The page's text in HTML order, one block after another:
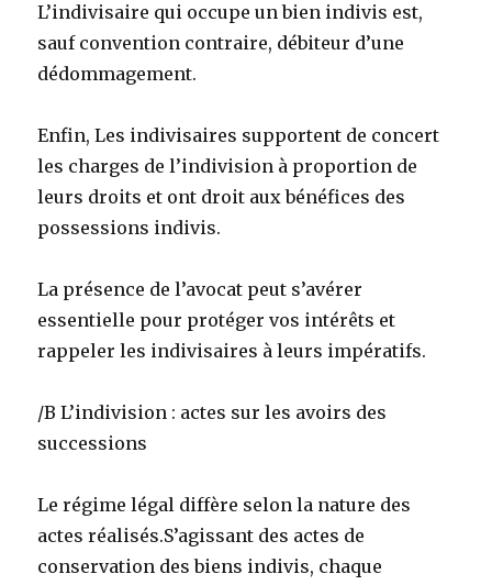
L’indivisaire qui occupe un bien indivis est,
sauf convention contraire, débiteur d’une
dédommagement.
Enfin, Les indivisaires supportent de concert
les charges de l’indivision à proportion de
leurs droits et ont droit aux bénéfices des
possessions indivis.
La présence de l’avocat peut s’avérer
essentielle pour protéger vos intérêts et
rappeler les indivisaires à leurs impératifs.
/B L’indivision : actes sur les avoirs des
successions
Le régime légal diffère selon la nature des
actes réalisés.S’agissant des actes de
conservation des biens indivis, chaque